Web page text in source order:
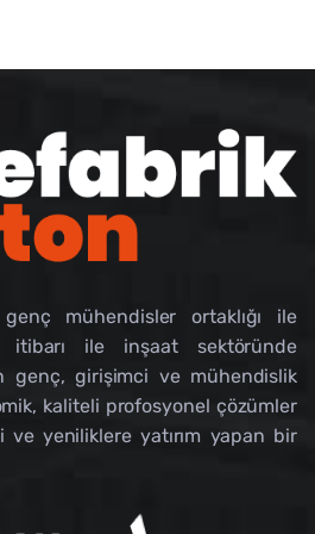
genç mühendisler ortaklığı ile
itibarı ile inşaat sektöründe
genç, girişimci ve mühendislik
kaliteli profosyonel çözümler
yeniliklere yatırım yapan bir